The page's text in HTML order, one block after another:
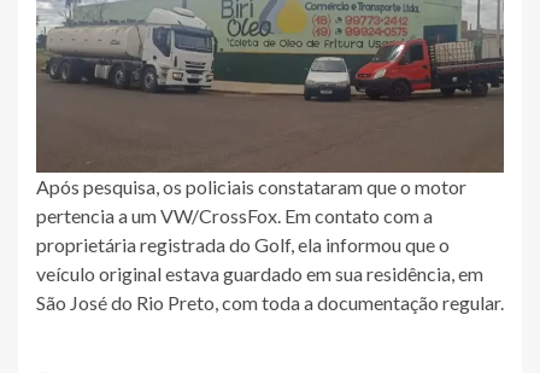
Após pesquisa, os policiais constataram que o motor
pertencia a um VW/CrossFox. Em contato com a
proprietária registrada do Golf, ela informou que o
veículo original estava guardado em sua residência, em
São José do Rio Preto, com toda a documentação regular.